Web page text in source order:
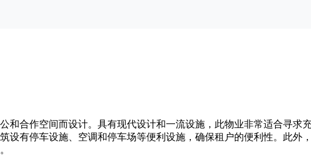
和合作空间而设计。具有现代设计和一流设施，此物业非常适合寻求
设有停车设施、空调和停车场等便利设施，确保租户的便利性。此外